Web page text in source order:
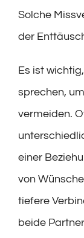
Solche
der
Es ist
sprechen,
vermeiden.
einer
von
tiefere
beide